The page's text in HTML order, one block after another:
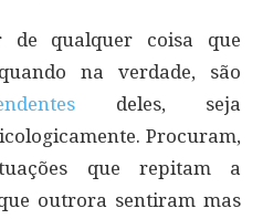
de qualquer coisa que
na verdade, são
deles, seja
Procuram,
que repitam a
outrora sentiram mas